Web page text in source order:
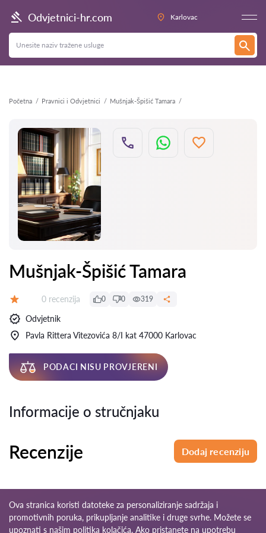
Odvjetnici-hr.com Karlovac
Početna Pravnici i Odvjetnici Mušnjak-Špišić Tamara
Natrag
Mušnjak-Špišić Tamara
Recenzija:
0 recenzija 0 0 319
Odvjetnik
Pavla Rittera Vitezovića 8/I kat 47000 Karlovac
PODACI NISU PROVJERENI
Informacije o stručnjaku
Recenzije Dodaj recenziju
Ova stranica koristi datoteke za personaliziranje sadržaja i
promotivnih poruka, prikupljanje analitike i druge svrhe. Možete se
upoznati s našim politika kolačića. Ako pristanete na upotrebu